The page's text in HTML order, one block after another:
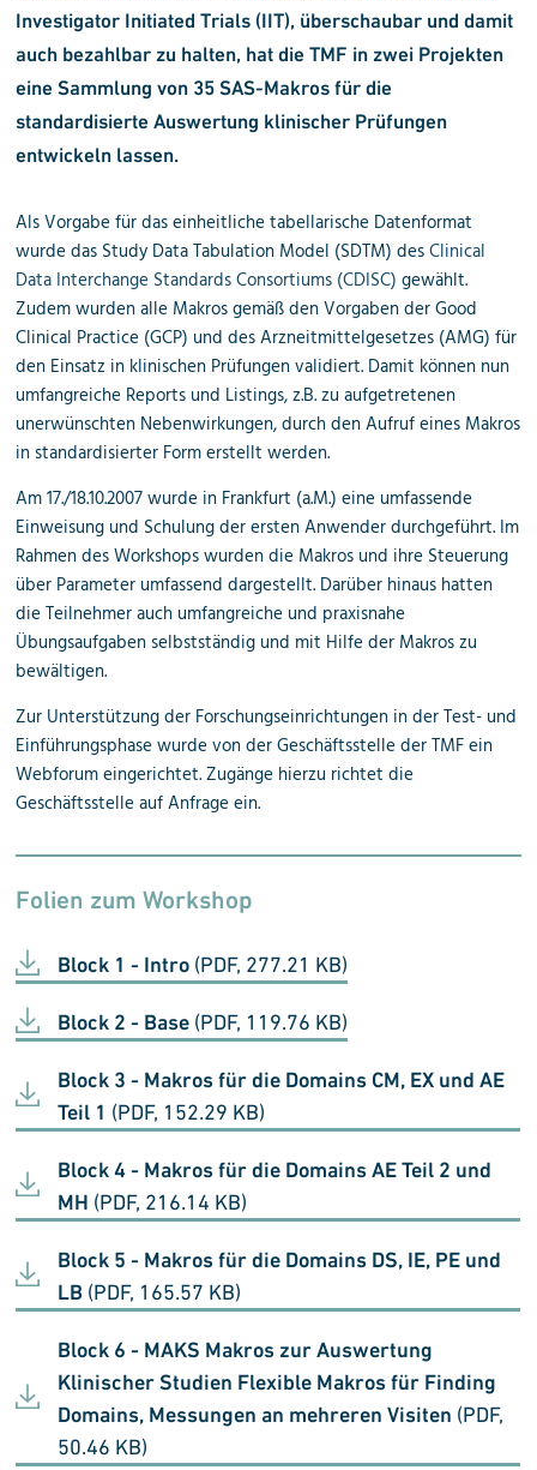
Investigator Initiated Trials (IIT), überschaubar und damit
auch bezahlbar zu halten, hat die TMF in zwei Projekten
eine Sammlung von 35 SAS-Makros für die
standardisierte Auswertung klinischer Prüfungen
entwickeln lassen.
Als Vorgabe für das einheitliche tabellarische Datenformat
wurde das Study Data Tabulation Model (SDTM) desClinical
Data Interchange Standards Consortiums (CDISC) gewählt.
Zudem wurden alle Makros gemäß den Vorgaben der Good
Clinical Practice (GCP) und des Arzneitmittelgesetzes (AMG) für
den Einsatz in klinischen Prüfungen validiert. Damit können nun
umfangreiche Reports und Listings, z.B. zu aufgetretenen
unerwünschten Nebenwirkungen, durch den Aufruf eines Makros
in standardisierter Form erstellt werden.
Am 17./18.10.2007 wurde in Frankfurt (a.M.) eine umfassende
Einweisung und Schulung der ersten Anwender durchgeführt. Im
Rahmen des Workshops wurden die Makros und ihre Steuerung
über Parameter umfassend dargestellt. Darüber hinaus hatten
die Teilnehmer auch umfangreiche und praxisnahe
Übungsaufgaben selbstständig und mit Hilfe der Makros zu
bewältigen.
Zur Unterstützung der Forschungs­einrichtungen in der Test- und
Einführungs­phase wurde von der Geschäftsstelle der TMF ein
Webforum eingerichtet. Zugänge hierzu richtet die
Geschäftsstelle auf Anfrage ein.
Folien zum Workshop
Block 1 - Intro (PDF, 277.21 KB)
Block 2 - Base (PDF, 119.76 KB)
Block 3 - Makros für die Domains CM, EX und AE
Teil 1 (PDF, 152.29 KB)
Block 4 - Makros für die Domains AE Teil 2 und
MH (PDF, 216.14 KB)
Block 5 - Makros für die Domains DS, IE, PE und
LB (PDF, 165.57 KB)
Block 6 - MAKS Makros zur Auswertung
Klinischer Studien Flexible Makros für Finding
Domains, Messungen an mehreren Visiten (PDF,
50.46 KB)